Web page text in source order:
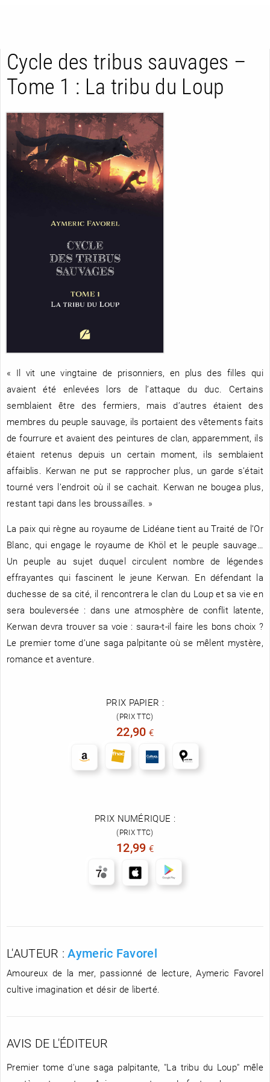
RETOUR
NOUVEAUTÉS
TOUT LE CATALOGUE
RETOUR
RENCONTRE AVEC…
RETOUR
REVUE DE PRESSE
Cycle des tribus sauvages –
Tome 1 : La tribu du Loup
« Il vit une vingtaine de prisonniers, en plus des filles qui
avaient été enlevées lors de l’attaque du duc. Certains
semblaient être des fermiers, mais d’autres étaient des
membres du peuple sauvage, ils portaient des vêtements faits
de fourrure et avaient des peintures de clan, apparemment, ils
étaient retenus depuis un certain moment, ils semblaient
affaiblis. Kerwan ne put se rapprocher plus, un garde s’était
tourné vers l’endroit où il se cachait. Kerwan ne bougea plus,
restant tapi dans les broussailles. »
La paix qui règne au royaume de Lidéane tient au Traité de l’Or
Blanc, qui engage le royaume de Khöl et le peuple sauvage…
Un peuple au sujet duquel circulent nombre de légendes
effrayantes qui fascinent le jeune Kerwan. En défendant la
duchesse de sa cité, il rencontrera le clan du Loup et sa vie en
sera bouleversée : dans une atmosphère de conflit latente,
Kerwan devra trouver sa voie : saura-t-il faire les bons choix ?
Le premier tome d’une saga palpitante où se mêlent mystère,
romance et aventure.
PRIX PAPIER :
(PRIX TTC)
22,90 €
PRIX NUMÉRIQUE :
(PRIX TTC)
12,99 €
L'AUTEUR :Aymeric Favorel
Amoureux de la mer, passionné de lecture, Aymeric Favorel
cultive imagination et désir de liberté.
AVIS DE L'ÉDITEUR
Premier tome d'une saga palpitante, "La tribu du Loup" mêle